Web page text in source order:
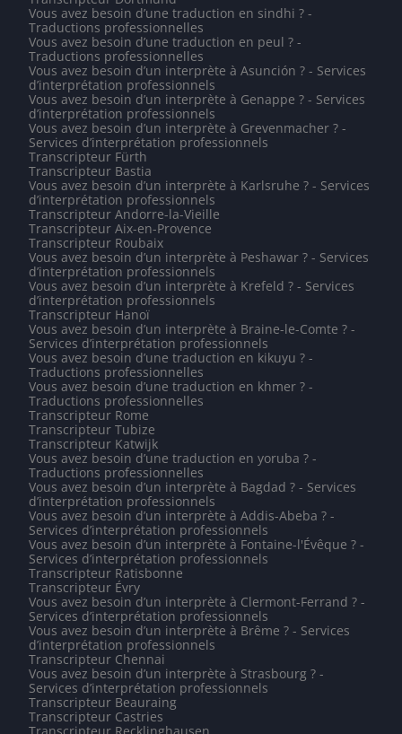
Vous avez besoin d’une traduction en sindhi ? -
Traductions professionnelles
Vous avez besoin d’une traduction en peul ? -
Traductions professionnelles
Vous avez besoin d’un interprète à Asunción ? - Services
d’interprétation professionnels
Vous avez besoin d’un interprète à Genappe ? - Services
d’interprétation professionnels
Vous avez besoin d’un interprète à Grevenmacher ? -
Services d’interprétation professionnels
Transcripteur Fürth
Transcripteur Bastia
Vous avez besoin d’un interprète à Karlsruhe ? - Services
d’interprétation professionnels
Transcripteur Andorre-la-Vieille
Transcripteur Aix-en-Provence
Transcripteur Roubaix
Vous avez besoin d’un interprète à Peshawar ? - Services
d’interprétation professionnels
Vous avez besoin d’un interprète à Krefeld ? - Services
d’interprétation professionnels
Transcripteur Hanoï
Vous avez besoin d’un interprète à Braine-le-Comte ? -
Services d’interprétation professionnels
Vous avez besoin d’une traduction en kikuyu ? -
Traductions professionnelles
Vous avez besoin d’une traduction en khmer ? -
Traductions professionnelles
Transcripteur Rome
Transcripteur Tubize
Transcripteur Katwijk
Vous avez besoin d’une traduction en yoruba ? -
Traductions professionnelles
Vous avez besoin d’un interprète à Bagdad ? - Services
d’interprétation professionnels
Vous avez besoin d’un interprète à Addis-Abeba ? -
Services d’interprétation professionnels
Vous avez besoin d’un interprète à Fontaine-l'Évêque ? -
Services d’interprétation professionnels
Transcripteur Ratisbonne
Transcripteur Évry
Vous avez besoin d’un interprète à Clermont-Ferrand ? -
Services d’interprétation professionnels
Vous avez besoin d’un interprète à Brême ? - Services
d’interprétation professionnels
Transcripteur Chennai
Vous avez besoin d’un interprète à Strasbourg ? -
Services d’interprétation professionnels
Transcripteur Beauraing
Transcripteur Castries
Transcripteur Recklinghausen